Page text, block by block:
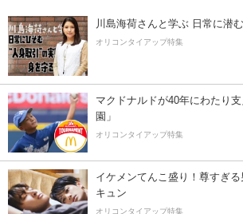
川島海荷さんと学ぶ 日常に潜
オリコンタイアップ特集
マクドナルドが40年にわたり
園」
オリコンタイアップ特集
イケメンてんこ盛り！尊すぎ
キュン
オリコンタイアップ特集